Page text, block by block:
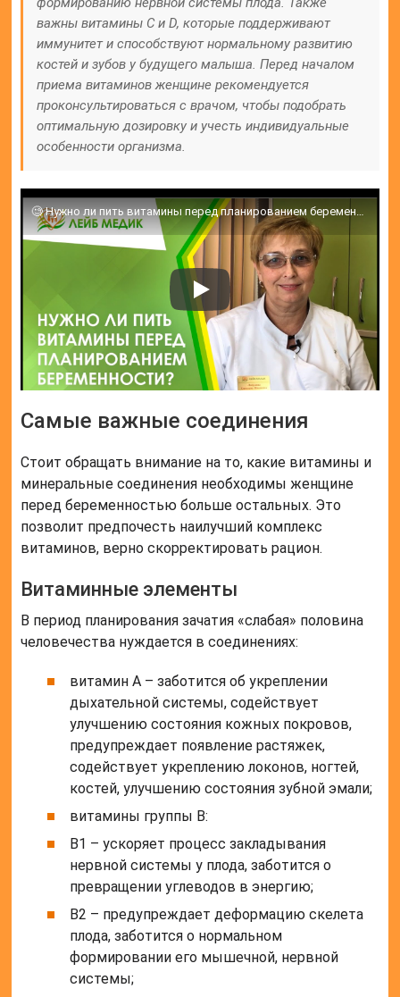
важны витамины С и D, которые поддерживают
иммунитет и способствуют нормальному развитию
костей и зубов у будущего малыша. Перед началом
приема витаминов женщине рекомендуется
проконсультироваться с врачом, чтобы подобрать
оптимальную дозировку и учесть индивидуальные
особенности организма.
🧐 Нужно ли пить витамины перед планированием беременности?
Самые важные соединения
Стоит обращать внимание на то, какие витамины и
минеральные соединения необходимы женщине
перед беременностью больше остальных. Это
позволит предпочесть наилучший комплекс
витаминов, верно скорректировать рацион.
Витаминные элементы
В период планирования зачатия «слабая» половина
человечества нуждается в соединениях:
витамин А – заботится об укреплении
дыхательной системы, содействует
улучшению состояния кожных покровов,
предупреждает появление растяжек,
содействует укреплению локонов, ногтей,
костей, улучшению состояния зубной эмали;
витамины группы В:
В1 – ускоряет процесс закладывания
нервной системы у плода, заботится о
превращении углеводов в энергию;
В2 – предупреждает деформацию скелета
плода, заботится о нормальном
формировании его мышечной, нервной
системы;